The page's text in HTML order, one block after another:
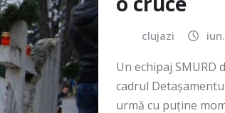
Un echipaj SMURD
cadrul
urmă cu puține
READ MORE